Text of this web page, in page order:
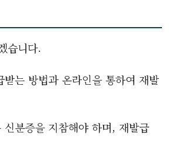
습니다.
는 방법과 온라인을 통하여 재발
분증을 지참해야 하며, 재발급